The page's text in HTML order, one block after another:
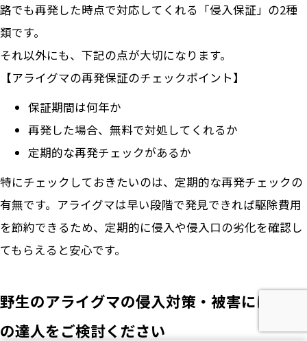
路でも再発した時点で対応してくれる「侵入保証」の2種
類です。
それ以外にも、下記の点が大切になります。
【アライグマの再発保証のチェックポイント】
保証期間は何年か
再発した場合、無料で対処してくれるか
定期的な再発チェックがあるか
特にチェックしておきたいのは、定期的な再発チェックの
有無です。アライグマは早い段階で発見できれば駆除費用
を節約できるため、定期的に侵入や侵入口の劣化を確認し
てもらえると安心です。
野生のアライグマの侵入対策・被害には駆除
の達人をご検討ください